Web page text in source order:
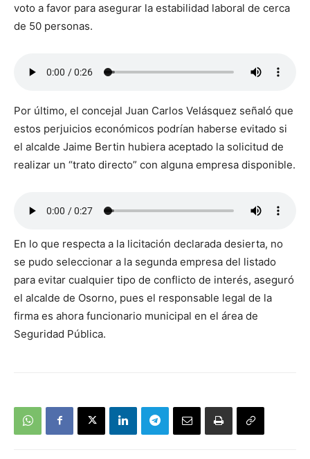
voto a favor para asegurar la estabilidad laboral de cerca
de 50 personas.
Por último, el concejal Juan Carlos Velásquez señaló que
estos perjuicios económicos podrían haberse evitado si
el alcalde Jaime Bertin hubiera aceptado la solicitud de
realizar un “trato directo” con alguna empresa disponible.
En lo que respecta a la licitación declarada desierta, no
se pudo seleccionar a la segunda empresa del listado
para evitar cualquier tipo de conflicto de interés, aseguró
el alcalde de Osorno, pues el responsable legal de la
firma es ahora funcionario municipal en el área de
Seguridad Pública.